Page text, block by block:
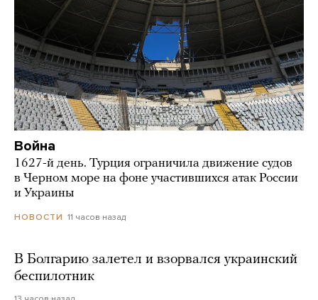
Война
1627-й день. Турция ограничила движение судов
в Черном море на фоне участившихся атак России
и Украины
НОВОСТИ 11 часов назад
В Болгарию залетел и взорвался украинский
беспилотник